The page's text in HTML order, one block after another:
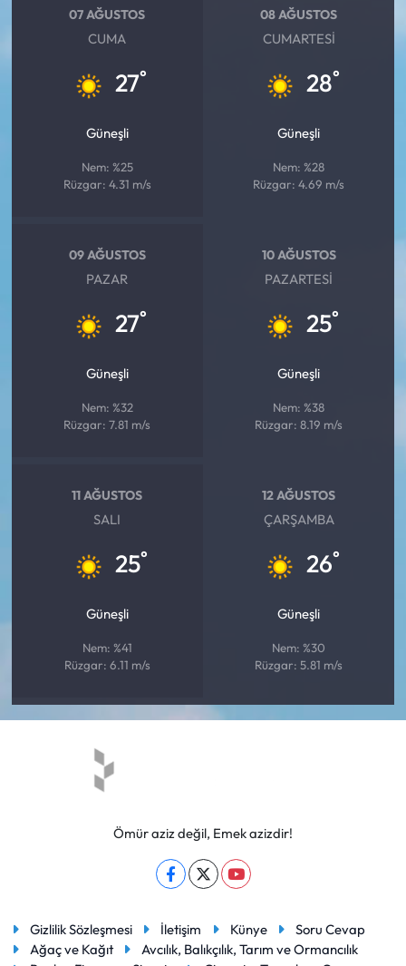
07 AĞUSTOS
CUMA
27°
Güneşli
Nem: %25
Rüzgar: 4.31 m/s
08 AĞUSTOS
CUMARTESI
28°
Güneşli
Nem: %28
Rüzgar: 4.69 m/s
09 AĞUSTOS
PAZAR
27°
Güneşli
Nem: %32
Rüzgar: 7.81 m/s
10 AĞUSTOS
PAZARTESI
25°
Güneşli
Nem: %38
Rüzgar: 8.19 m/s
11 AĞUSTOS
SALI
25°
Güneşli
Nem: %41
Rüzgar: 6.11 m/s
12 AĞUSTOS
ÇARŞAMBA
26°
Güneşli
Nem: %30
Rüzgar: 5.81 m/s
Ömür aziz değil, Emek azizdir!
Gizlilik Sözleşmesi İletişim Künye
Soru Cevap
Ağaç ve Kağıt
Avcılık, Balıkçılık, Tarım ve Ormancılık